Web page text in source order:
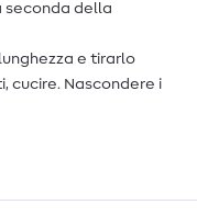
seconda della
e tirarlo
cucire. Nascondere i